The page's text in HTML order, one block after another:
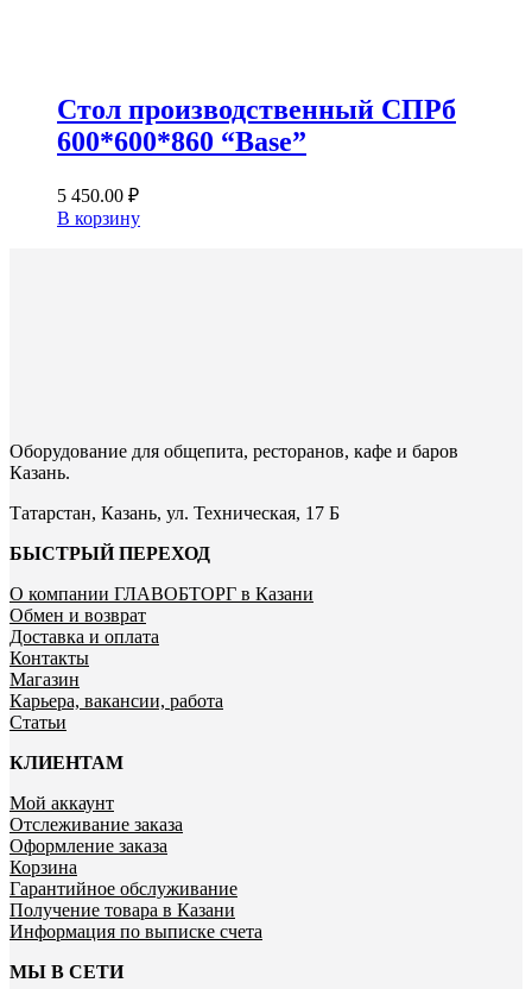
Стол производственный СПРб
600*600*860 “Base”
5 450.00 ₽
В корзину
Оборудование для общепита, ресторанов, кафе и баров
Казань.
Татарстан, Казань, ул. Техническая, 17 Б
БЫСТРЫЙ ПЕРЕХОД
О компании ГЛАВОБТОРГ в Казани
Обмен и возврат
Доставка и оплата
Контакты
Магазин
Карьера, вакансии, работа
Статьи
КЛИЕНТАМ
Мой аккаунт
Отслеживание заказа
Оформление заказа
Корзина
Гарантийное обслуживание
Получение товара в Казани
Информация по выписке счета
МЫ В СЕТИ